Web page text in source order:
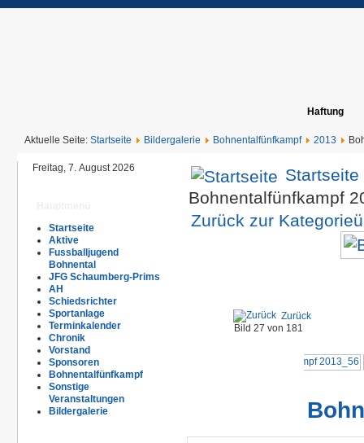
Haftung
Aktuelle Seite: Startseite Bildergalerie Bohnentalfünfkampf 2013
Freitag, 7. August 2026
Startseite
Aktive
Fussballjugend
Bohnental
JFG Schaumberg-Prims
AH
Schiedsrichter
Sportanlage
Terminkalender
Chronik
Vorstand
Sponsoren
Bohnentalfünfkampf
Sonstige
Veranstaltungen
Bildergalerie
Startseite
Bohnentalfünfkampf
Zurück zur
Zurück
Bild 27 von 181